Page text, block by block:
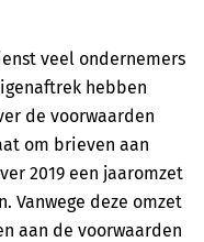
veel ondernemers
hebben
de voorwaarden
om brieven aan
2019 een jaaromzet
Vanwege deze omzet
aan de voorwaarden